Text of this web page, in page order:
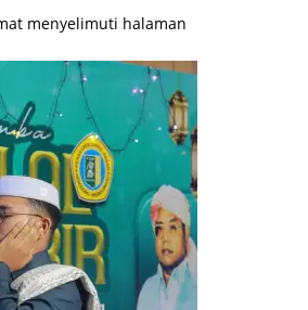
menyelimuti halaman